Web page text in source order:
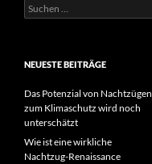
Suchen
nach:
NEUESTE BEITRÄGE
Das Potenzial von Nachtzügen
zum Klimaschutz wird noch
unterschätzt
Wie ist eine wirkliche
Nachtzug-Renaissance